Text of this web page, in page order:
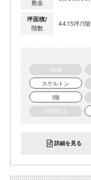
敷金
坪面積/
階数
44.15坪/1階
NEW
スケルトン
1階
50坪以上
詳細を見る